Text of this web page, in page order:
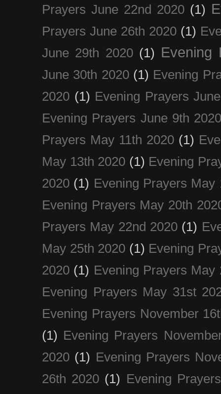
Prayers June 22nd 2020 (1)
Prayers June 26th 2020 (1)
June 29th 2020 (1) Evening
June 30th 2020 (1) Evening
2020 (1) Evening Prayers
Evening Prayers June 9th
Prayers May 11th 2020 (1)
May 13th 2020 (1) Evening
2020 (1) Evening Prayers May
Evening Prayers May 20th
Prayers May 22nd 2020 (1)
May 25th 2020 (1) Evening
2020 (1) Evening Prayers May
Evening Prayers May 31st
Evening Prayers November
(1) Evening Prayers
2020 (1) Evening Prayers
26th 2020 (1) Evening